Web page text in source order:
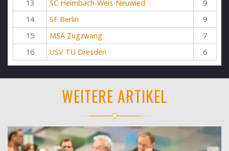
13
SC Heimbach-Weis-Neuwied
9
14
SF Berlin
9
15
MSA Zugzwang
7
16
USV TU Dresden 6
WEITERE ARTIKEL